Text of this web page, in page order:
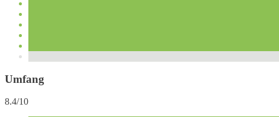
Umfang
8.4/10